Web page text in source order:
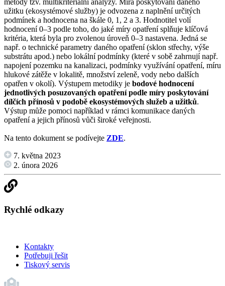
metody tzv. multikriteriální analýzy. Míra poskytování daného
užitku (ekosystémové služby) je odvozena z naplnění určitých
podmínek a hodnocena na škále 0, 1, 2 a 3. Hodnotitel volí
hodnocení 0–3 podle toho, do jaké míry opatření splňuje klíčová
kritéria, která byla pro zvolenou úroveň 0–3 nastavena. Jedná se
např. o technické parametry daného opatření (sklon střechy, výše
substrátu apod.) nebo lokální podmínky (které v sobě zahrnují např.
napojení pozemku na kanalizaci, podmínky využívání opatření, míru
hlukové zátěže v lokalitě, množství zeleně, vody nebo dalších
opatřen v okolí). Výstupem metodiky je bodové hodnocení
jednotlivých posuzovaných opatření podle míry poskytování
dílčích přínosů v podobě ekosystémových služeb a užitků.
Výstup může pomoci například v rámci komunikace daných
opatření a jejich přínosů vůči široké veřejnosti.
Na tento dokument se podívejte ZDE.
7. května 2023
2. února 2026
Rychlé odkazy
Kontakty
Potřebuji řešit
Tiskový servis